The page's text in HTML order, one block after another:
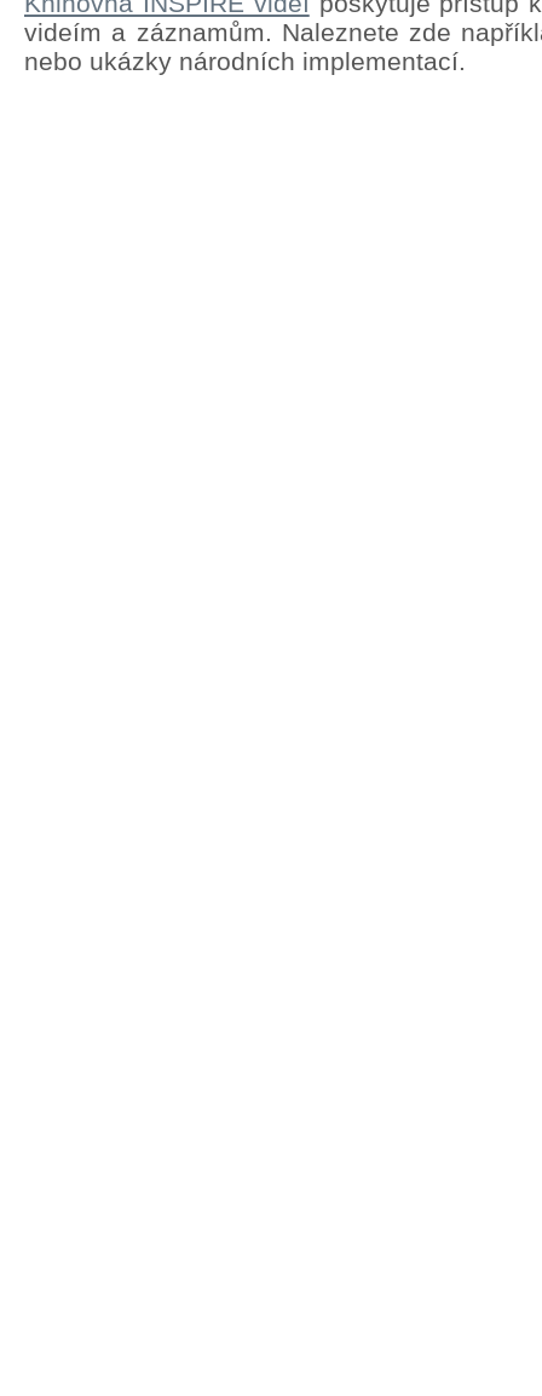
videím a záznamům. Naleznete zde
nebo ukázky národních implementací.